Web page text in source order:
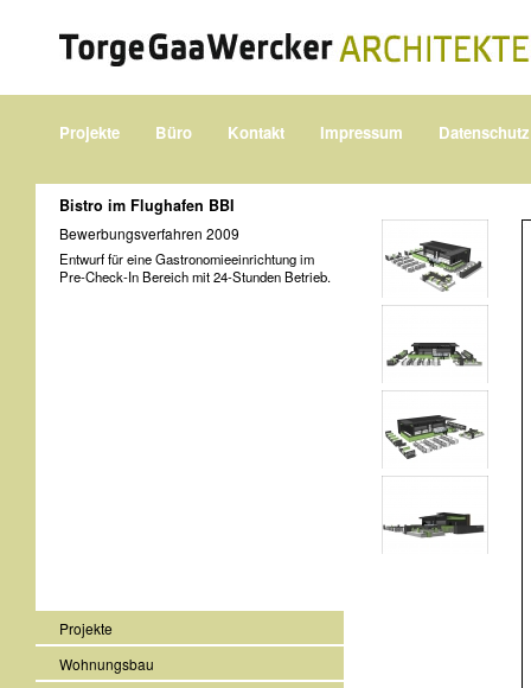
Projekte Büro Kontakt Impressum Datenschutz
Bistro im Flughafen BBI
Bewerbungsverfahren 2009
Entwurf für eine Gastronomieeinrichtung im
Pre-Check-In Bereich mit 24-Stunden Betrieb.
Projekte
Wohnungsbau